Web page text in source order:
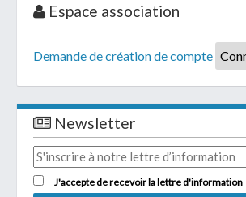
Espace association
Demande de création de compte
Newsletter
J'accepte de recevoir la lettre d'information